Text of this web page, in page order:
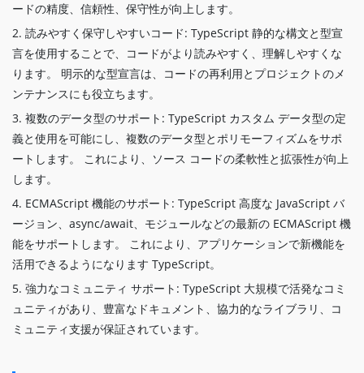
ードの精度、信頼性、保守性が向上します。
2. 読みやすく保守しやすいコード: TypeScript 静的な構文と型宣
言を使用することで、コードがより読みやすく、理解しやすくな
ります。 明示的な型宣言は、コードの再利用とプロジェクトのメ
ンテナンスにも役立ちます。
3. 複数のデータ型のサポート: TypeScript カスタム データ型の定
義と使用を可能にし、複数のデータ型とポリモーフィズムをサポ
ートします。 これにより、ソース コードの柔軟性と拡張性が向上
します。
4. ECMAScript 機能のサポート: TypeScript 高度な JavaScript バ
ージョン、async/await、モジュールなどの最新の ECMAScript 機
能をサポートします。 これにより、アプリケーションで新機能を
活用できるようになります TypeScript。
5. 強力なコミュニティ サポート: TypeScript 大規模で活発なコミ
ュニティがあり、豊富なドキュメント、協力的なライブラリ、コ
ミュニティ支援が保証されています。